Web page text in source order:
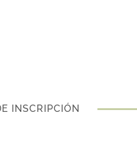
INSCRIPCIÓN